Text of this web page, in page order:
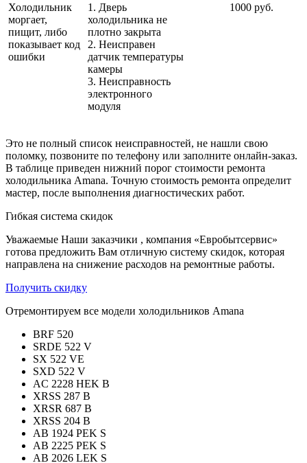
Холодильник
моргает,
пищит, либо
показывает код
ошибки
1. Дверь
холодильника не
плотно закрыта
2. Неисправен
датчик температуры
камеры
3. Неисправность
электронного
модуля
1000 руб.
Это не полный список неисправностей, не нашли свою
поломку, позвоните по телефону или заполните онлайн-заказ.
В таблице приведен нижний порог стоимости ремонта
холодильника Amana. Точную стоимость ремонта определит
мастер, после выполнения диагностических работ.
Гибкая система скидок
Уважаемые Наши заказчики , компания «Евробытсервис»
готова предложить Вам отличную систему скидок, которая
направлена на снижение расходов на ремонтные работы.
Получить скидку
Отремонтируем все модели холодильников Amana
BRF 520
SRDE 522 V
SX 522 VE
SXD 522 V
AC 2228 HEK B
XRSS 287 B
XRSR 687 B
XRSS 204 B
AB 1924 PEK S
AB 2225 PEK S
AB 2026 LEK S